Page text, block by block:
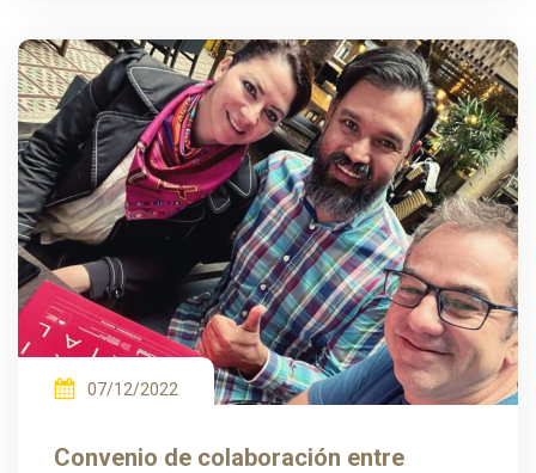
07/12/2022
Convenio de colaboración entre